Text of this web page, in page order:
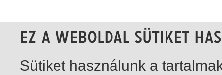
Sütiket használunk a